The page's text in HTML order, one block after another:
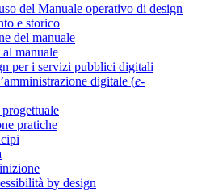
del Manuale operativo di design
e storico
del manuale
manuale
per i servizi pubblici digitali
digitale (e-
pratiche
by design